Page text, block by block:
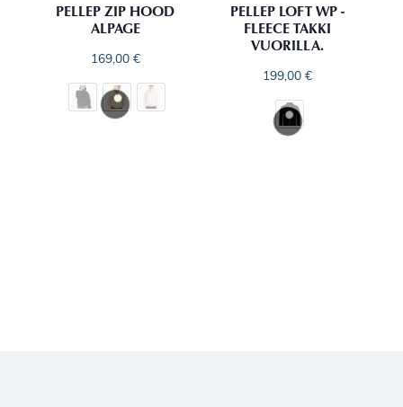
PELLEP ZIP HOOD
ALPAGE
169,00 €
PELLEP LOFT WP -
FLEECE TAKKI
VUORILLA.
199,00€